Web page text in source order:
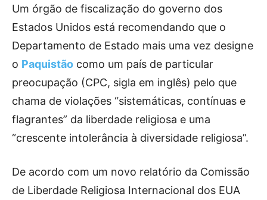
Um órgão de fiscalização do governo dos
Estados Unidos está recomendando que o
Departamento de Estado mais uma vez designe
o Paquistão como um país de particular
preocupação (CPC, sigla em inglês) pelo que
chama de violações “sistemáticas, contínuas e
flagrantes” da liberdade religiosa e uma
“crescente intolerância à diversidade religiosa”.
De acordo com um novo relatório da Comissão
de Liberdade Religiosa Internacional dos EUA